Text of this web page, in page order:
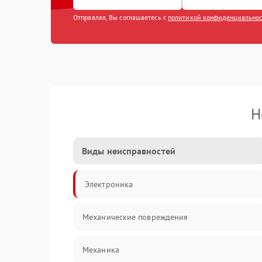
Отправляя, Вы соглашаетесь с политикой
Виды неисправностей
Электроника
Механические повреждения
Механика